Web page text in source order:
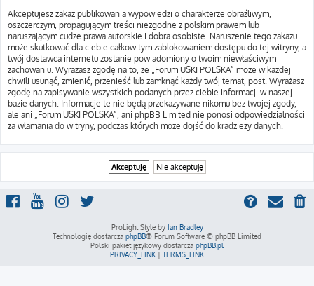
Akceptujesz zakaz publikowania wypowiedzi o charakterze obraźliwym,
oszczerczym, propagującym treści niezgodne z polskim prawem lub
naruszającym cudze prawa autorskie i dobra osobiste. Naruszenie tego zakazu
może skutkować dla ciebie całkowitym zablokowaniem dostępu do tej witryny, a
twój dostawca internetu zostanie powiadomiony o twoim niewłaściwym
zachowaniu. Wyrażasz zgodę na to, że „Forum USKI POLSKA” może w każdej
chwili usunąć, zmienić, przenieść lub zamknąć każdy twój temat, post. Wyrażasz
zgodę na zapisywanie wszystkich podanych przez ciebie informacji w naszej
bazie danych. Informacje te nie będą przekazywane nikomu bez twojej zgody,
ale ani „Forum USKI POLSKA”, ani phpBB Limited nie ponosi odpowiedzialności
za włamania do witryny, podczas których może dojść do kradzieży danych.
ProLight Style by Ian Bradley
Technologię dostarcza phpBB® Forum Software © phpBB Limited
Polski pakiet językowy dostarcza phpBB.pl
PRIVACY_LINK | TERMS_LINK